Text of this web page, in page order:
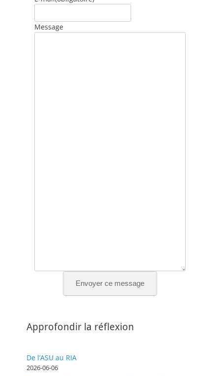
Message
Envoyer ce message
Approfondir la réflexion
De l’ASU au RIA
2026-06-06